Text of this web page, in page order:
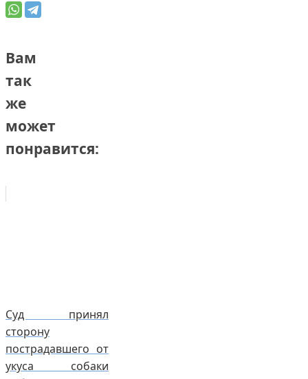
Вам
так
же
может
понравится:
Суд принял
сторону
пострадавшего от
укуса собаки